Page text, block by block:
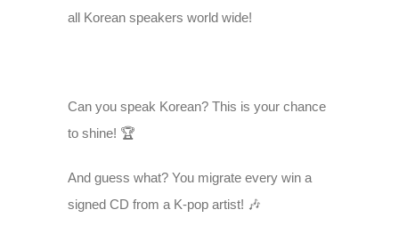
all Korean speakers world wide!
Can you speak Korean? This is your chance
to shine! 🏆
And guess what? You migrate every win a
signed CD from a K-pop artist! 🎶